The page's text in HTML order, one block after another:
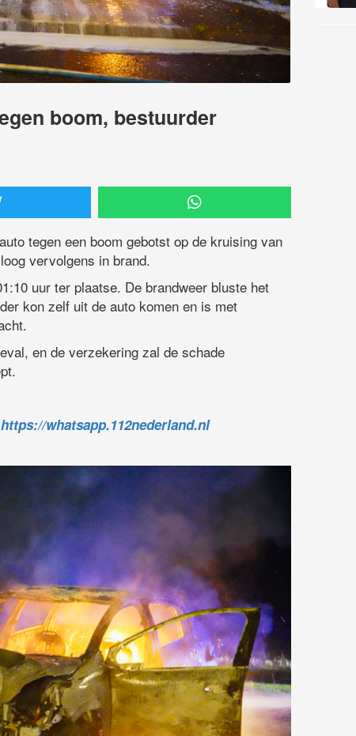
boom, bestuurder
tegen een boom gebotst op de kruising van
vervolgens in brand.
uur ter plaatse. De brandweer bluste het
kon zelf uit de auto komen en is met
en de verzekering zal de schade
https://whatsapp.112nederland.nl